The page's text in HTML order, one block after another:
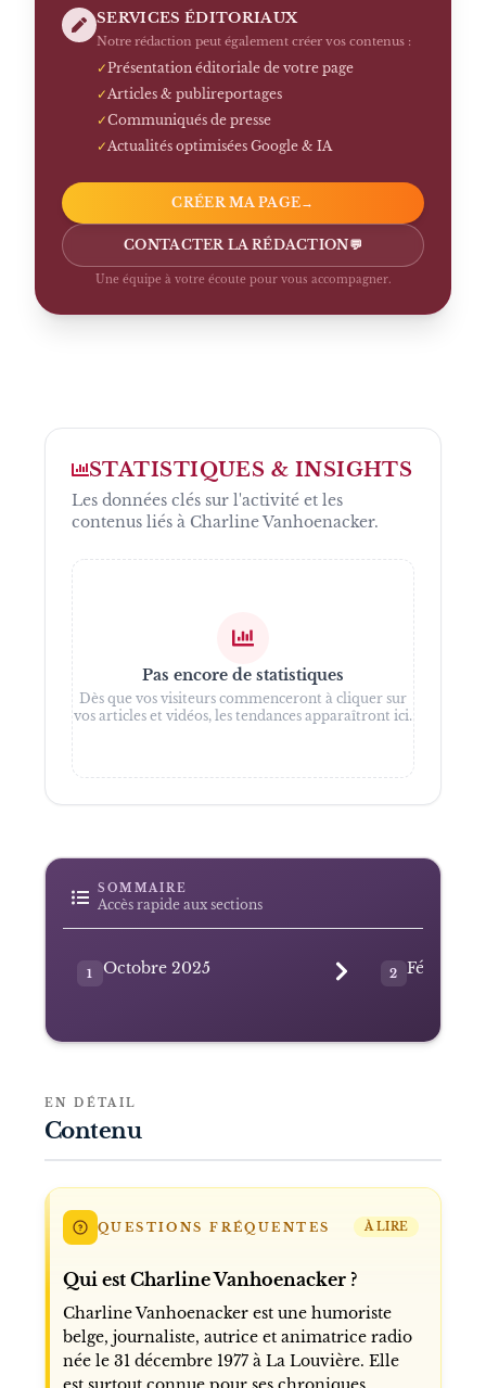
SERVICES ÉDITORIAUX
Notre rédaction peut également créer vos contenus :
✓Présentation éditoriale de votre page
✓ Articles & publireportages
✓Communiqués de presse
✓ Actualités optimisées Google & IA
CRÉER MA PAGE→
CONTACTER LA RÉDACTION💬
Une équipe à votre écoute pour vous accompagner.
STATISTIQUES & INSIGHTS
Les données clés sur l'activité et les
contenus liés à Charline Vanhoenacker.
Pas encore de statistiques
Dès que vos visiteurs commenceront à cliquer sur
vos articles et vidéos, les tendances apparaîtront ici.
SOMMAIRE
Accès rapide aux sections
1 Octobre 2025 2 Février
EN DÉTAIL
Contenu
QUESTIONS FRÉQUENTES À LIRE
Qui est Charline Vanhoenacker ?
Charline Vanhoenacker est une humoriste
belge, journaliste, autrice et animatrice radio
née le 31 décembre 1977 à La Louvière. Elle